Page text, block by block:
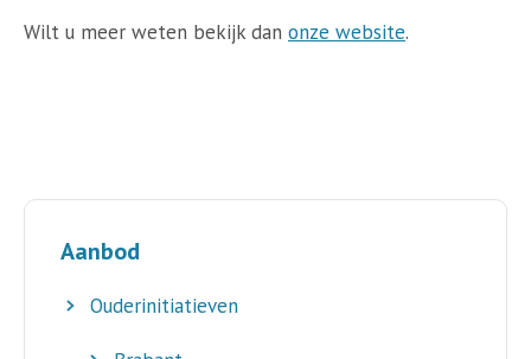
Aanbod
Ouderinitiatieven
Wilt u meer weten bekijk dan onze website.